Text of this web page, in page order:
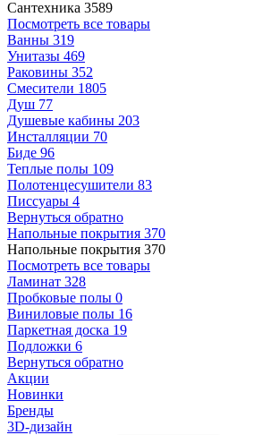
Сантехника 3589
Посмотреть все товары
Ванны 319
Унитазы 469
Раковины 352
Смесители 1805
Душ 77
Душевые кабины 203
Инсталляции 70
Биде 96
Теплые полы 109
Полотенцесушители 83
Писсуары 4
Вернуться обратно
Напольные покрытия 370
Напольные покрытия 370
Посмотреть все товары
Ламинат 328
Пробковые полы 0
Виниловые полы 16
Паркетная доска 19
Подложки 6
Вернуться обратно
Акции
Новинки
Бренды
3D-дизайн